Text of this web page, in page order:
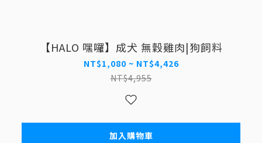
【HALO 嘿囉】成犬 無穀雞肉|狗飼料
NT$1,080 ~ NT$4,426
NT$4,955
加入購物車